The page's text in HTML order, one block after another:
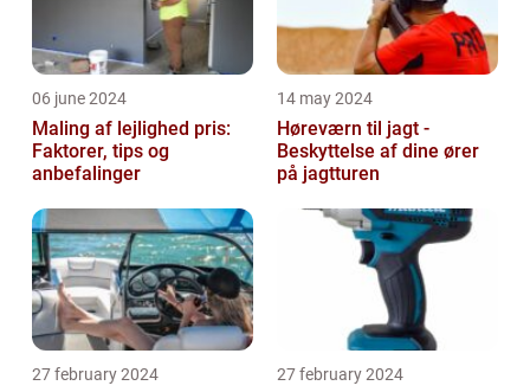
06 june 2024
Maling af lejlighed pris:
Faktorer, tips og
anbefalinger
14 may 2024
Høreværn til jagt -
Beskyttelse af dine ører
på jagtturen
27 february 2024 27 february 2024